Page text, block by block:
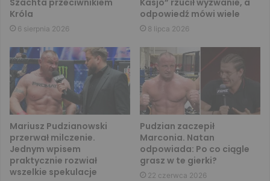
Króla
6 sierpnia 2026
odpowiedź mówi wiele
8 lipca 2026
Mariusz Pudzianowski
przerwał milczenie.
Jednym wpisem
praktycznie rozwiał
wszelkie spekulacje
Pudzian zaczepił
Marconia. Natan
odpowiada: Po co ciągle
grasz w te gierki?
22 czerwca 2026